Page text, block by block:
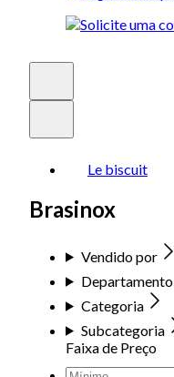
Le biscuit
Brasinox
Vendido por
Departamento
Categoria
Subcategoria
Faixa de Preço